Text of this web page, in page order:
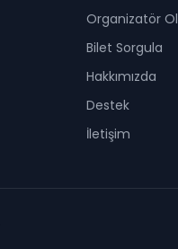
Organizatör Ol
Bilet Sorgula
Hakkımızda
Destek
İletişim